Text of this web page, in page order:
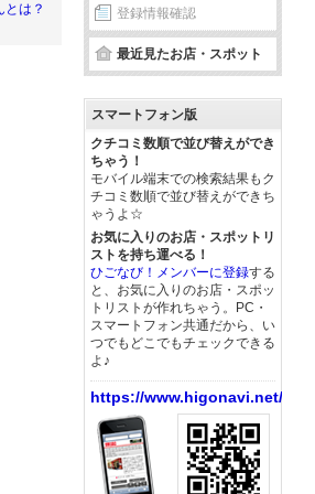
とは？ 登録情報確認
最近見たお店・スポット
スマートフォン版
クチコミ数順で並び替えができ
ちゃう！
モバイル端末での検索結果もク
チコミ数順で並び替えができち
ゃうよ☆
お気に入りのお店・スポットリ
ストを持ち運べる！
ひごなび！メンバーに登録する
と、お気に入りのお店・スポッ
トリストが作れちゃう。PC・
スマートフォン共通だから、い
つでもどこでもチェックできる
よ♪
https://www.higonavi.net/